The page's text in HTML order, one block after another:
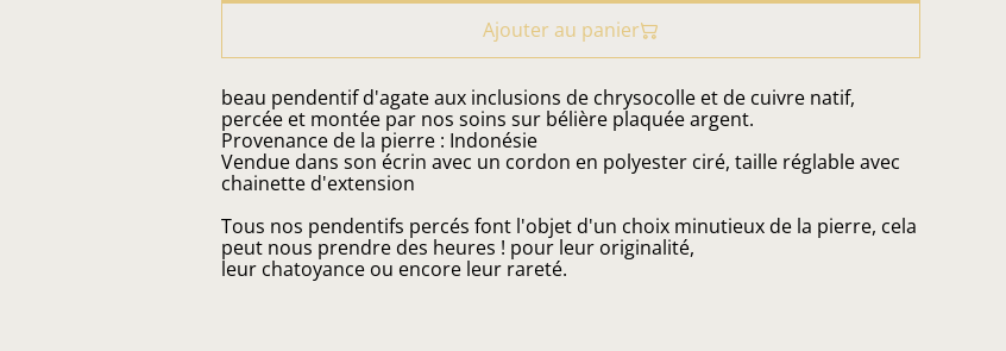
Ajouter au panier
beau pendentif d'agate aux inclusions de chrysocolle et de cuivre natif,
percée et montée par nos soins sur bélière plaquée argent.
Provenance de la pierre : Indonésie
Vendue dans son écrin avec un cordon en polyester ciré, taille réglable avec
chainette d'extension
Tous nos pendentifs percés font l'objet d'un choix minutieux de la pierre, cela
peut nous prendre des heures ! pour leur originalité,
leur chatoyance ou encore leur rareté.